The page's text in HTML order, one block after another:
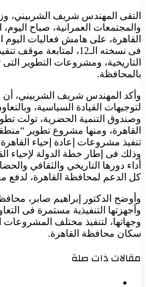
التقى المهندس شريف الشربيني،
والمجتمعات العمرانية، صباح
القاهرة، على هامش فعاليات اليوم
فى نسخته الـ12، لمتابعة
التاريخية، ومشروعات التطوير التى
بالمحافظة.
وأكد المهندس شريف الشربيني، أن
لتوجيهات القيادة السياسية،
وصندوق التنمية الحضرية، تولت
القاهرة، ومنها مشروع تطوير
تنفيذ مشروعات إعادة إحياء القاهرة
وذلك فى إطار خطة الدولة لإحياء
أداء دورها التاريخي والثقافي
كل الدعم لمحافظة القاهرة، لدفع
وأوضح الدكتور إبراهيم صابر،
وأجهزتها التنفيذية مستمرة فى
وجهاتها، لتنفيذ مختلف المشروعات
سكان محافظة القاهرة.
مقالات ذات صلة